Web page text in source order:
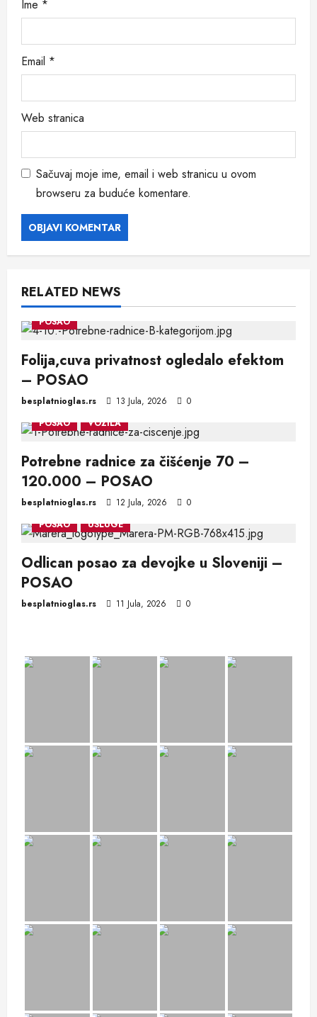
Ime *
Email *
Web stranica
Sačuvaj moje ime, email i web stranicu u ovom
browseru za buduće komentare.
RELATED NEWS
POSAO
Folija,cuva privatnost ogledalo efektom
– POSAO
besplatnioglas.rs 13 Jula, 2026
0
POSAO
VOZILA
Potrebne radnice za čišćenje 70 –
120.000 – POSAO
besplatnioglas.rs 12 Jula, 2026
0
POSAO
USLUGE
Odlican posao za devojke u Sloveniji –
POSAO
besplatnioglas.rs 11 Jula, 2026 0